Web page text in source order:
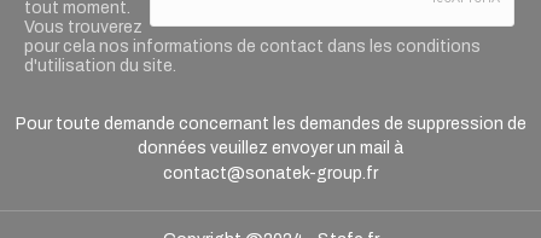
tout moment.
Vous trouverez
pour cela nos informations de contact dans les conditions
d'utilisation du site.
Pour toute demande concernant les demandes de suppression de
données veuillez envoyer un mail à
contact@sonatek-group.fr